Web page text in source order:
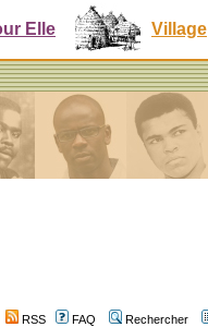
Elle Village
RSS FAQ
Rechercher